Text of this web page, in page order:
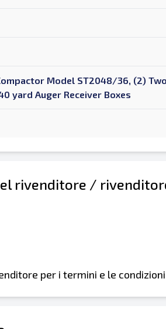
Model ST2048/36, (2)
yard Auger Receiver Boxes
rivenditore /
per i termini e le